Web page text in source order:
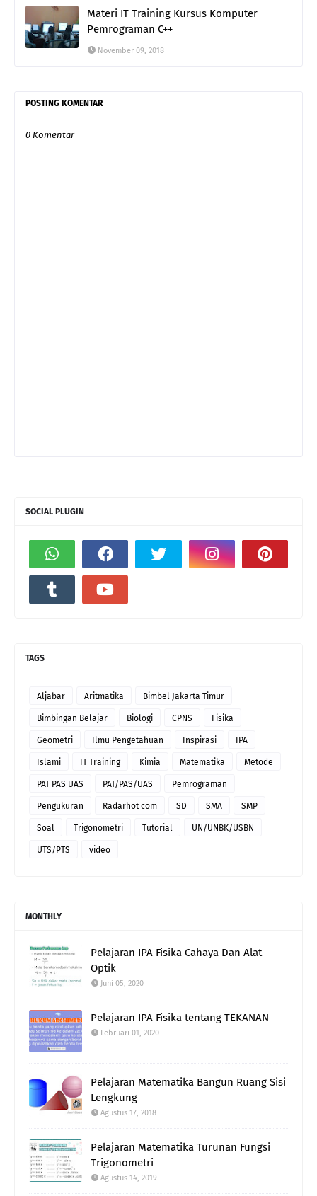
Materi IT Training Kursus Komputer
Pemrograman C++
November 09, 2018
POSTING KOMENTAR
0 Komentar
SOCIAL PLUGIN
TAGS
Aljabar Aritmatika Bimbel Jakarta Timur
Bimbingan Belajar Biologi CPNS Fisika
Geometri Ilmu Pengetahuan Inspirasi IPA
Islami IT Training Kimia Matematika Metode
PAT PAS UAS PAT/PAS/UAS Pemrograman
Pengukuran Radarhot com SD SMA SMP
Soal Trigonometri Tutorial UN/UNBK/USBN
UTS/PTS video
MONTHLY
Pelajaran IPA Fisika Cahaya Dan Alat
Optik
Juni 05, 2020
Pelajaran IPA Fisika tentang TEKANAN
Februari 01, 2020
Pelajaran Matematika Bangun Ruang Sisi
Lengkung
Agustus 17, 2018
Pelajaran Matematika Turunan Fungsi
Trigonometri
Agustus 14, 2019